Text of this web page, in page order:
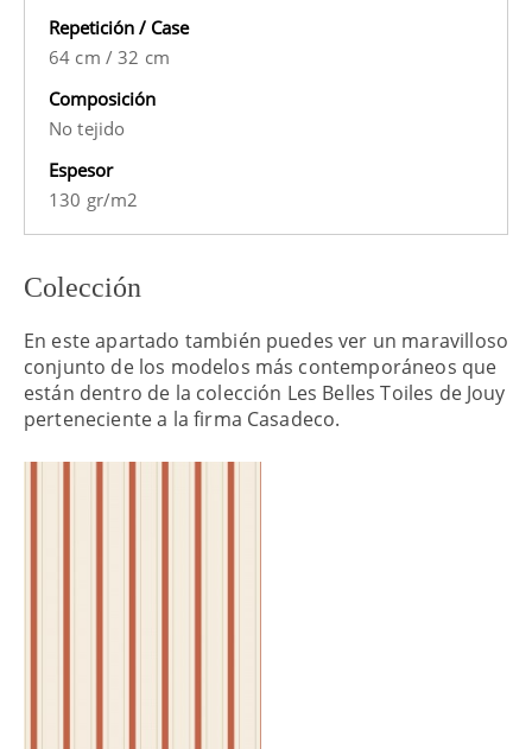
Repetición / Case
64 cm /32 cm
Composición
No tejido
Espesor
130 gr/m2
Colección
En este apartado también puedes ver un maravilloso
conjunto de los modelos más contemporáneos que
están dentro de la colección Les Belles Toiles de Jouy
perteneciente a la firma Casadeco.